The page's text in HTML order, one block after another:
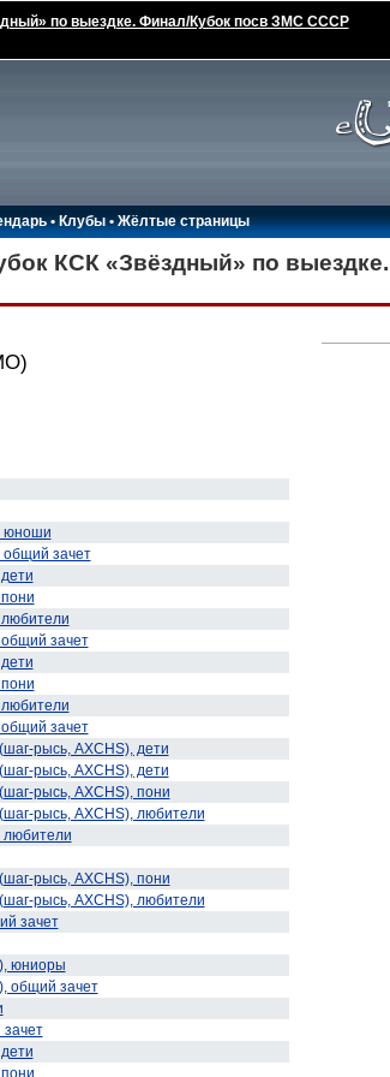
по выездке. Финал/Кубок посв ЗМС СССР
•Клубы •Жёлтые страницы
КСК «Звёздный» по
юноши
зачет
зачет
зачет
рысь, AXCHS), дети
рысь, AXCHS), дети
рысь, AXCHS), пони
рысь, AXCHS), любители
рысь, AXCHS), пони
рысь, AXCHS), любители
зачет
юниоры
общий зачет